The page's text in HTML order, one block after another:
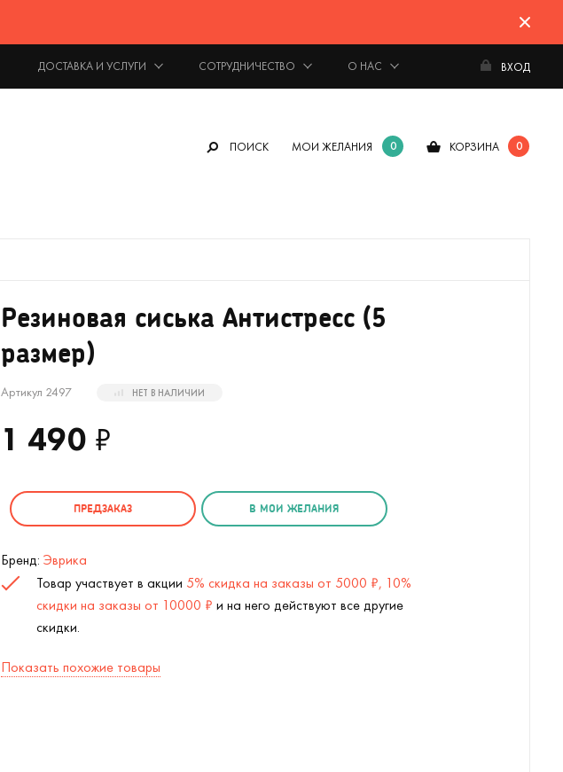
ДОСТАВКА И УСЛУГИ СОТРУДНИЧЕСТВО О НАС ВХОД
ПОИСК МОИ ЖЕЛАНИЯ 0 КОРЗИНА 0
Резиновая сиська Антистресс (5
размер)
Артикул 2497 НЕТ В НАЛИЧИИ
1 490 ₽
ПРЕДЗАКАЗ В МОИ ЖЕЛАНИЯ
Бренд: Эврика
Товар участвует в акции 5% скидка на заказы от 5000 ₽, 10%
скидки на заказы от 10000 ₽ и на него действуют все другие
скидки.
Показать похожие товары